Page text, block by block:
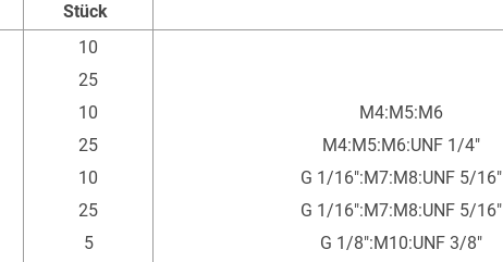
Stück
Einheit
10
25
10 M4:M5:M6
25 M4:M5:M6:UNF 1/4"
10 G 1/16":M7:M8:UNF 5/16"
25 G 1/16":M7:M8:UNF 5/16"
5 G 1/8":M10:UNF 3/8"